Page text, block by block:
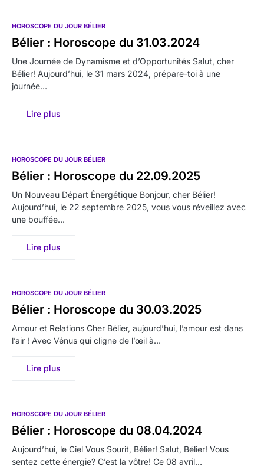
HOROSCOPE DU JOUR BÉLIER
Bélier : Horoscope du 31.03.2024
Une Journée de Dynamisme et d’Opportunités Salut, cher
Bélier! Aujourd’hui, le 31 mars 2024, prépare-toi à une
journée…
Lire plus
HOROSCOPE DU JOUR BÉLIER
Bélier : Horoscope du 22.09.2025
Un Nouveau Départ Énergétique Bonjour, cher Bélier!
Aujourd’hui, le 22 septembre 2025, vous vous réveillez avec
une bouffée…
Lire plus
HOROSCOPE DU JOUR BÉLIER
Bélier : Horoscope du 30.03.2025
Amour et Relations Cher Bélier, aujourd’hui, l’amour est dans
l’air ! Avec Vénus qui cligne de l’œil à…
Lire plus
HOROSCOPE DU JOUR BÉLIER
Bélier : Horoscope du 08.04.2024
Aujourd’hui, le Ciel Vous Sourit, Bélier! Salut, Bélier! Vous
sentez cette énergie? C’est la vôtre! Ce 08 avril…